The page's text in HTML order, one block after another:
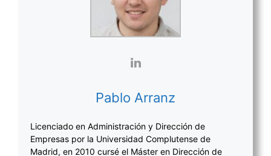
Pablo Arranz
Licenciado en Administración y Dirección de
Empresas por la Universidad Complutense de
Madrid, en 2010 cursé el Máster en Dirección de